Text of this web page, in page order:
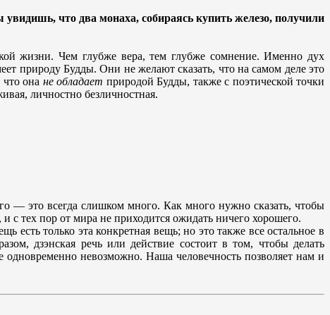
что два монаха, собираясь купить железо, получили
жизни. Чем глубже вера, тем глубже сомнение. Именно дух
природу Будды. Они не желают сказать, что на самом деле это
она не обладает природой Будды, также с поэтической точки
личностно безличностная.
— это всегда слишком много. Как много нужно сказать, чтобы
тех пор от мира не приходится ожидать ничего хорошего.
есть только эта конкретная вещь; но это также все остальное в
дзэнская речь или действие состоит в том, чтобы делать
невозможно. Наша человечность позволяет нам и